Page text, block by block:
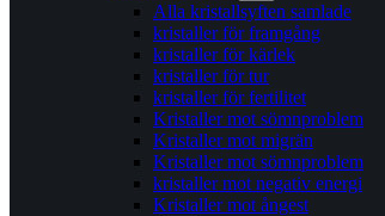
Alla kristallsyften samlade
kristaller för framgång
kristaller för kärlek
kristaller för tur
kristaller för fertilitet
Kristaller mot sömnproblem
Kristaller mot migrän
Kristaller mot sömnproblem
kristaller mot negativ energi
Kristaller mot ångest